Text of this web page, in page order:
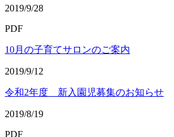
2019/9/28
PDF
10月の子育てサロンのご案内
2019/9/12
令和2年度 新入園児募集のお知らせ
2019/8/19
PDF